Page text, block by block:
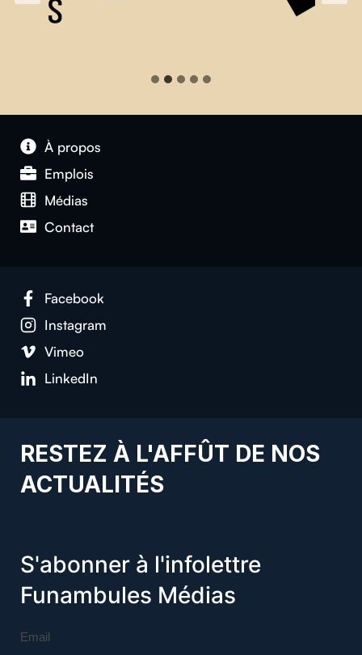
À propos
Emplois
Médias
Contact
Facebook
Instagram
Vimeo
LinkedIn
RESTEZ À L'AFFÛT DE NOS
ACTUALITÉS
S'abonner à l'infolettre
Funambules Médias
Email